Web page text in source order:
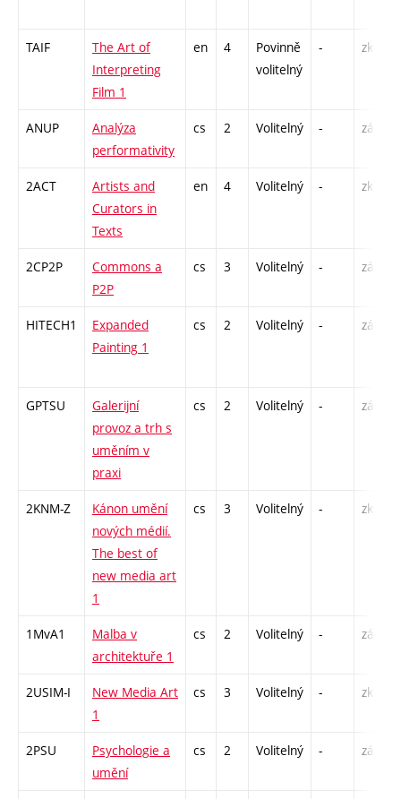
TAIF
The Art of
Interpreting
Film 1
en 4
Povinně
volitelný
- zk
ANUP
Analýza
performativity
cs 2 Volitelný - zá
2ACT
Artists and
Curators in
Texts
en 4 Volitelný - zk
2CP2P
Commons a
P2P
cs 3 Volitelný - zá
HITECH1
Expanded
Painting 1
cs 2 Volitelný - zá
GPTSU
Galerijní
provoz a trh s
uměním v
praxi
cs 2 Volitelný - zá
2KNM-Z
Kánon umění
nových médií.
The best of
new media art
1
cs 3 Volitelný - zk
1MvA1
Malba v
architektuře 1
cs 2 Volitelný - zá
2USIM-I
New Media Art
1
cs 3 Volitelný - zk
2PSU
Psychologie a
umění
cs 2 Volitelný - zá